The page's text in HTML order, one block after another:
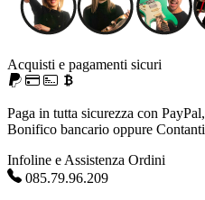
Acquisti e pagamenti sicuri
Paga in tutta sicurezza con
Bonifico bancario oppure
Infoline e Assistenza Ordini
085.79.96.209